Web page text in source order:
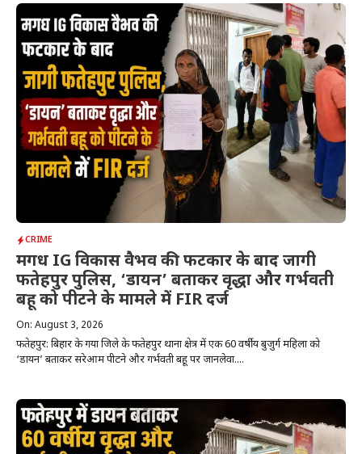
CRIME
मगध IG विकास वैभव की फटकार के बाद जागी
फतेहपुर पुलिस, ‘डायन’ बताकर वृद्धा और गर्भवती
बहू को पीटने के मामले में FIR दर्ज
On: August 3, 2026
फतेहपुर: बिहार के गया जिले के फतेहपुर थाना क्षेत्र में एक 60 वर्षीय बुजुर्ग महिला को
‘डायन’ बताकर सरेआम पीटने और गर्भवती बहू पर जानलेवा....